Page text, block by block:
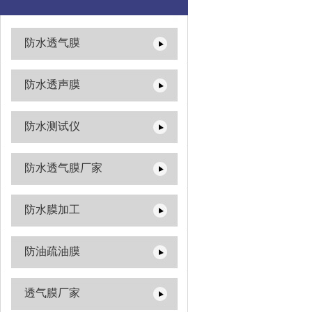
防水透气膜
防水透声膜
防水测试仪
防水透气膜厂家
防水膜加工
防油疏油膜
透气膜厂家